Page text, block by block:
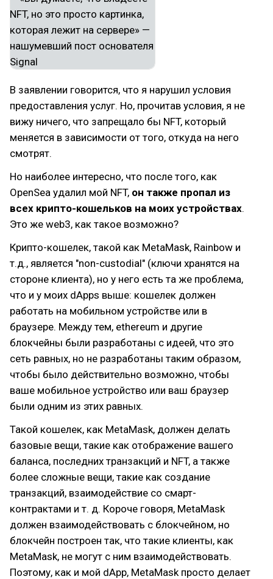
В заявлении говорится, что я нарушил условия
предоставления услуг. Но, прочитав условия, я не
вижу ничего, что запрещало бы NFT, который
меняется в зависимости от того, откуда на него
смотрят.
Но наиболее интересно, что после того, как
OpenSea удалил мой NFT, он также пропал из
всех крипто-кошельков на моих устройствах.
Это же web3, как такое возможно?
Крипто-кошелек, такой как MetaMask, Rainbow и
т.д., является "non-custodial" (ключи хранятся на
стороне клиента), но у него есть та же проблема,
что и у моих dApps выше: кошелек должен
работать на мобильном устройстве или в
браузере. Между тем, ethereum и другие
блокчейны были разработаны с идеей, что это
сеть равных, но не разработаны таким образом,
чтобы было действительно возможно, чтобы
ваше мобильное устройство или ваш браузер
были одним из этих равных.
Такой кошелек, как MetaMask, должен делать
базовые вещи, такие как отображение вашего
баланса, последних транзакций и NFT, а также
более сложные вещи, такие как создание
транзакций, взаимодействие со смарт-
контрактами и т. д. Короче говоря, MetaMask
должен взаимодействовать с блокчейном, но
блокчейн построен так, что такие клиенты, как
MetaMask, не могут с ним взаимодействовать.
Поэтому, как и мой dApp, MetaMask просто делает